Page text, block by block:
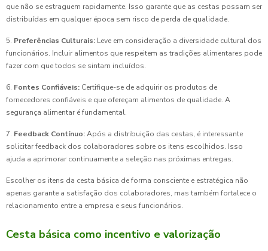
que não se estraguem rapidamente. Isso garante que as cestas possam ser
distribuídas em qualquer época sem risco de perda de qualidade.
5. Preferências Culturais: Leve em consideração a diversidade cultural dos
funcionários. Incluir alimentos que respeitem as tradições alimentares pode
fazer com que todos se sintam incluídos.
6. Fontes Confiáveis: Certifique-se de adquirir os produtos de
fornecedores confiáveis e que ofereçam alimentos de qualidade. A
segurança alimentar é fundamental.
7. Feedback Contínuo:Após a distribuição das cestas, é interessante
solicitar feedback dos colaboradores sobre os itens escolhidos. Isso
ajuda a aprimorar continuamente a seleção nas próximas entregas.
Escolher os itens da cesta básica de forma consciente e estratégica não
apenas garante a satisfação dos colaboradores, mas também fortalece o
relacionamento entre a empresa e seus funcionários.
Cesta básica como incentivo e valorização